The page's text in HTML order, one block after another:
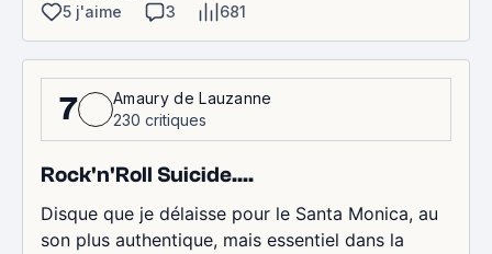
5 j'aime
3 681
7
Amaury de Lauzanne
230 critiques
Rock'n'Roll Suicide....
Disque que je délaisse pour le Santa Monica, au
son plus authentique, mais essentiel dans la